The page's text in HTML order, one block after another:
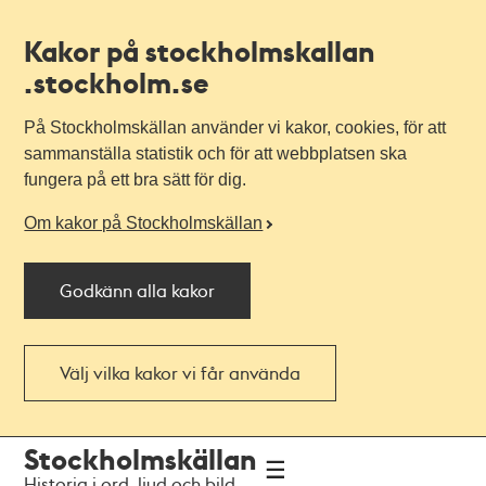
Kakor på stockholmskallan
.stockholm.se
På Stockholmskällan använder vi kakor, cookies, för att
sammanställa statistik och för att webbplatsen ska
fungera på ett bra sätt för dig.
Om kakor på Stockholmskällan
Godkänn alla kakor
Välj vilka kakor vi får använda
navigationen
huvudinnehållet
Stockholmskällan